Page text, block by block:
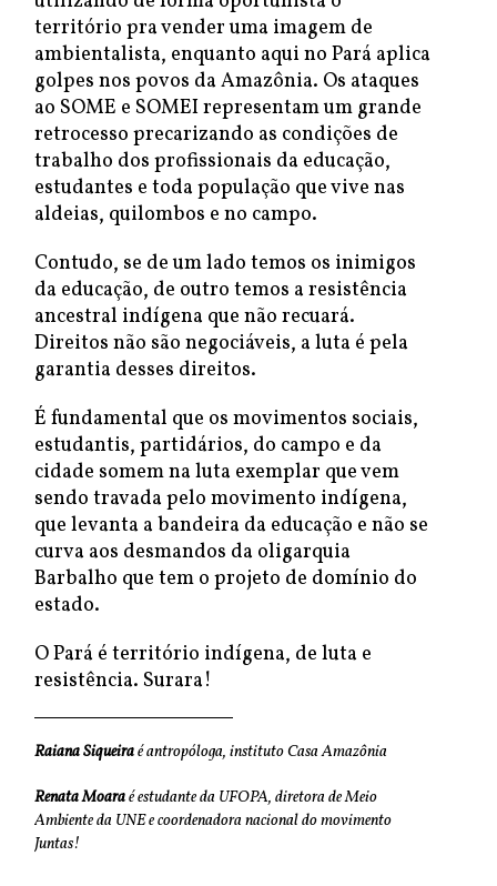
território pra vender uma imagem de
ambientalista, enquanto aqui no Pará aplica
golpes nos povos da Amazônia. Os ataques
ao SOME e SOMEI representam um grande
retrocesso precarizando as condições de
trabalho dos profissionais da educação,
estudantes e toda população que vive nas
aldeias, quilombos e no campo.
Contudo, se de um lado temos os inimigos
da educação, de outro temos a resistência
ancestral indígena que não recuará.
Direitos não são negociáveis, a luta é pela
garantia desses direitos.
É fundamental que os movimentos sociais,
estudantis, partidários, do campo e da
cidade somem na luta exemplar que vem
sendo travada pelo movimento indígena,
que levanta a bandeira da educação e não se
curva aos desmandos da oligarquia
Barbalho que tem o projeto de domínio do
estado.
O Pará é território indígena, de luta e
resistência. Surara!
Raiana Siqueiraé antropóloga, instituto Casa Amazônia
Renata Moaraé estudante da UFOPA, diretora de Meio
Ambiente da UNE e coordenadora nacional do movimento
Juntas!